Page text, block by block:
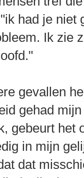
had je niet
Ik zie
gevallen
gehad
gebeurt het
in mijn
dat